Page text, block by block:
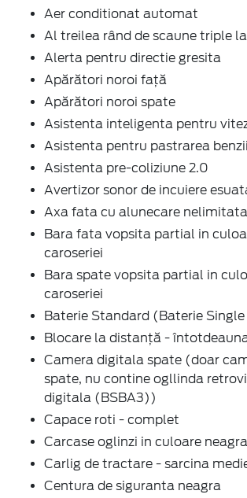
Aer conditionat automat
Al treilea rând de scaune triple
Alerta pentru directie gresita
Apărători noroi față
Apărători noroi spate
Asistenta inteligenta pentru
Asistenta pentru pastrarea
Asistenta pre-coliziune 2.0
Avertizor sonor de incuiere
Axa fata cu alunecare nelimitata
Bara fata vopsita partial in
caroseriei
Bara spate vopsita partial in
caroseriei
Baterie Standard (Baterie Single
Blocare la distanță -
Camera digitala spate (doar
spate, nu contine ogllinda
digitala (BSBA3))
Capace roti - complet
Carcase oglinzi in culoare neagra
Carlig de tractare - sarcina
Centura de siguranta neagra